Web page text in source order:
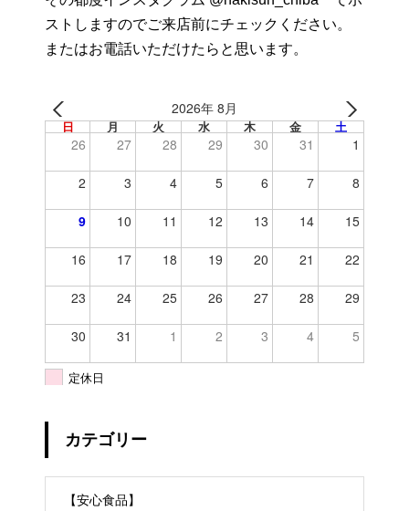
ストしますのでご来店前にチェックください。
またはお電話いただけたらと思います。
2026年 8月
日 月 火 水 木 金 土
26 27 28 29 30 31 1
2 3 4 5 6 7 8
9 10 11 12 13 14 15
16 17 18 19 20 21 22
23 24 25 26 27 28 29
30 31 1 2 3 4 5
定休日
カテゴリー
【安心食品】